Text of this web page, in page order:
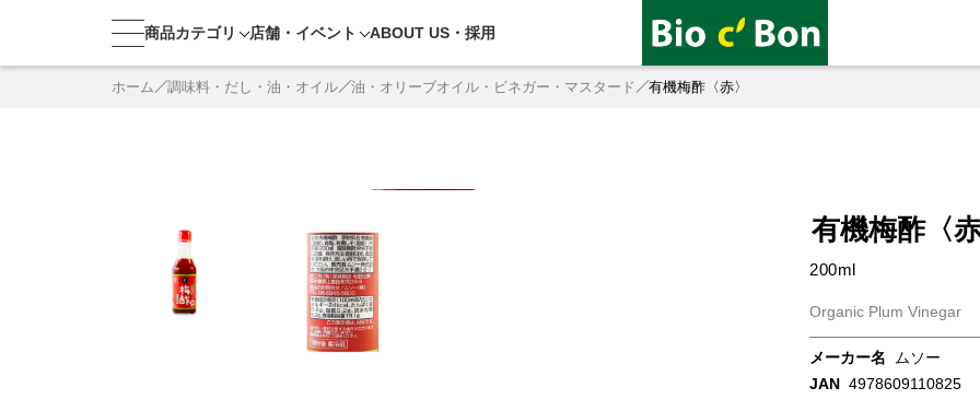
商品カテゴリ 店舗・ イベント ABOUT US・ 採用
ホーム 調味料・だし・油・オイル 油・オリーブオイル・ビネガー・マスタード 有機梅酢〈赤〉
有機梅酢〈
200ml
Organic Plum Vinegar
メーカー名
ムソー
JAN 4978609110825